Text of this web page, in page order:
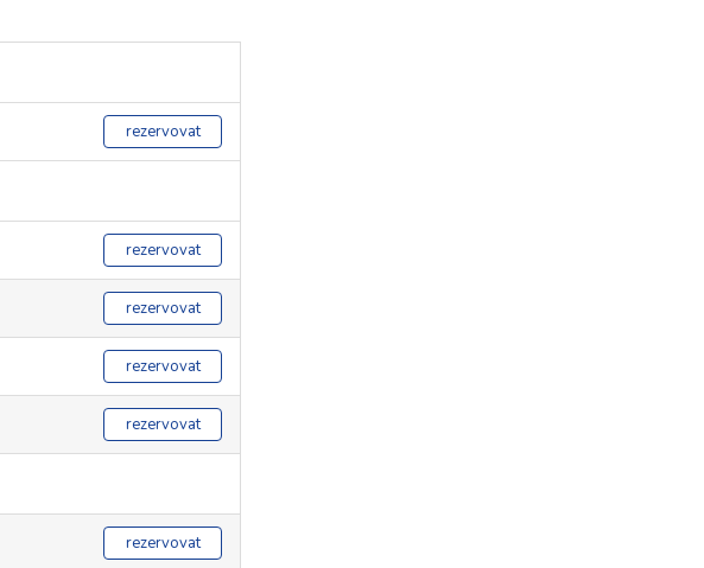
rezervovat
rezervovat
rezervovat
rezervovat
rezervovat
rezervovat